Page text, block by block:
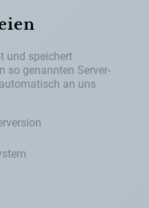
und speichert
so genannten Server-
an uns